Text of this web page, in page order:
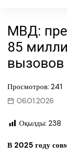
МВД:
85
вызовов
Просмотров: 241
06.01.2026
Оқылды: 238
В 2025 году